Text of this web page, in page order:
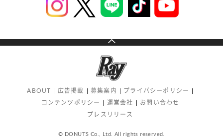
ABOUT 広告掲載 募集案内
プライバシーポリシー
コンテンツポリシー
運営会社
お問い合わせ
プレスリリース
© DONUTS Co., Ltd. All rights reserved.